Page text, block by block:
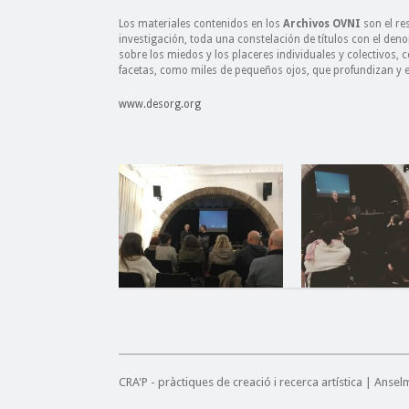
Los materiales contenidos en los Archivos OVNI son el
investigación, toda una constelación de títulos con el
sobre los miedos y los placeres individuales y colectivos,
facetas, como miles de pequeños ojos, que profundizan
www.desorg.org
CRA'P - pràctiques de creació i recerca artística |